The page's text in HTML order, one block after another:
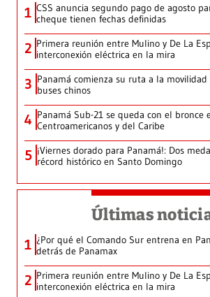
1 CSS anuncia segundo pago de agosto
cheque tienen fechas definidas
2 Primera reunión entre Mulino y De La
interconexión eléctrica en la mira
3 Panamá comienza su ruta a la
buses chinos
4 Panamá Sub-21 se queda con el bronce
Centroamericanos y del Caribe
5 ¡Viernes dorado para Panamá!: Dos
récord histórico en Santo Domingo
Últimas
1 ¿Por qué el Comando Sur entrena en
detrás de Panamax
2 Primera reunión entre Mulino y De La
interconexión eléctrica en la mira